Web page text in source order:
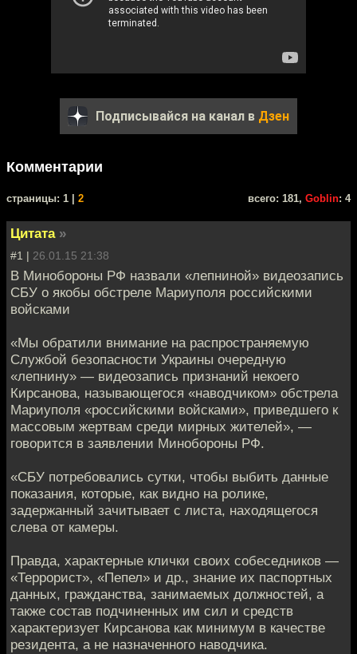
Подписывайся на канал в Дзен
Комментарии
cтраницы: 1 | 2 всего: 181, Goblin: 4
Цитата »
#1 | 26.01.15 21:38
В Минобороны РФ назвали «лепниной» видеозапись
СБУ о якобы обстреле Мариуполя российскими
войсками
«Мы обратили внимание на распространяемую
Службой безопасности Украины очередную
«лепнину» — видеозапись признаний некоего
Кирсанова, называющегося «наводчиком» обстрела
Мариуполя «российскими войсками», приведшего к
массовым жертвам среди мирных жителей», —
говорится в заявлении Минобороны РФ.
«СБУ потребовались сутки, чтобы выбить данные
показания, которые, как видно на ролике,
задержанный зачитывает с листа, находящегося
слева от камеры.
Правда, характерные клички своих собеседников —
«Террорист», «Пепел» и др., знание их паспортных
данных, гражданства, занимаемых должностей, а
также состав подчиненных им сил и средств
характеризует Кирсанова как минимум в качестве
резидента, а не назначенного наводчика.